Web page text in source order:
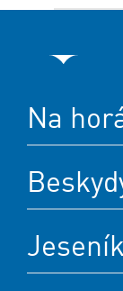
Na